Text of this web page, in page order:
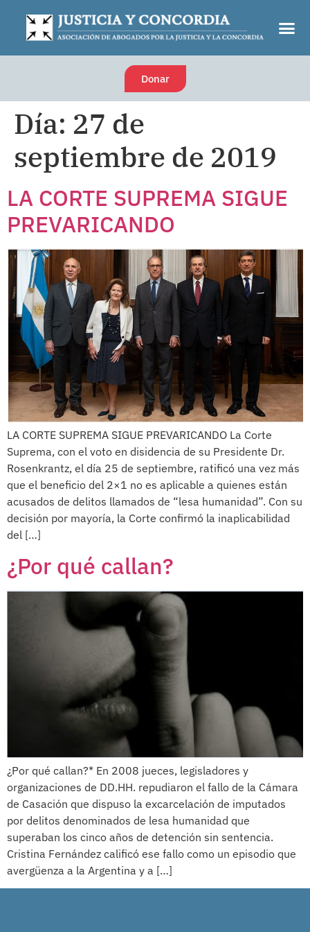
Donar
Día: 27 de
septiembre de 2019
LA CORTE SUPREMA SIGUE
PREVARICANDO
LA CORTE SUPREMA SIGUE PREVARICANDO La Corte
Suprema, con el voto en disidencia de su Presidente Dr.
Rosenkrantz, el día 25 de septiembre, ratificó una vez más
que el beneficio del 2×1 no es aplicable a quienes están
acusados de delitos llamados de “lesa humanidad”. Con su
decisión por mayoría, la Corte confirmó la inaplicabilidad
del […]
¿Por qué callan?
¿Por qué callan?* En 2008 jueces, legisladores y
organizaciones de DD.HH. repudiaron el fallo de la Cámara
de Casación que dispuso la excarcelación de imputados
por delitos denominados de lesa humanidad que
superaban los cinco años de detención sin sentencia.
Cristina Fernández calificó ese fallo como un episodio que
avergüenza a la Argentina y a […]